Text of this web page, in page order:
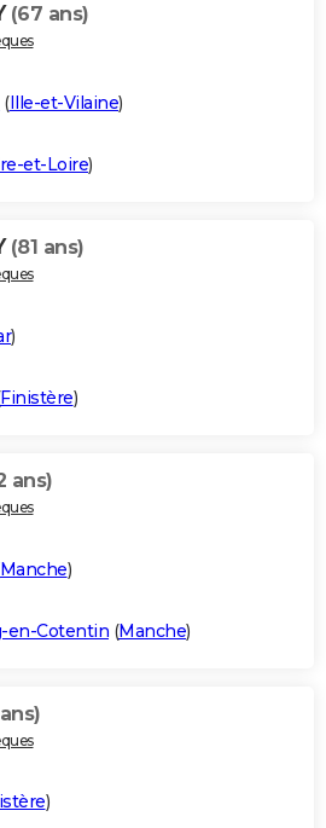
(67 ans)
(Ille-et-Vilaine)
et-Loire)
(81 ans)
)
Finistère)
ans)
Manche)
en-Cotentin (Manche)
)